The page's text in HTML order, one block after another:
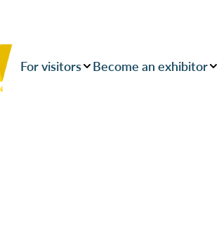
For visitors Become an exhibitor